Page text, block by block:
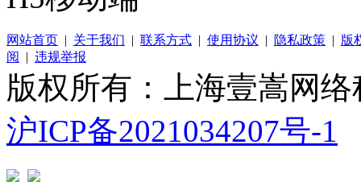
网站首页 | 关于我们 | 联系方式 | 使用协议 | 隐私政策 | 版
阅
| 违规举报
版权所有：上海壹嵩网
沪ICP备2021034207号-1